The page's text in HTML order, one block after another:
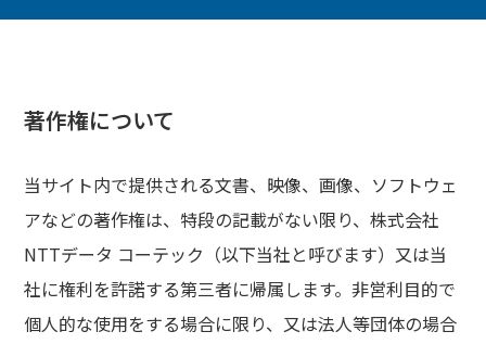
著作権について
当サイト内で提供される文書、映像、画像、ソフトウェ
アなどの著作権は、特段の記載がない限り、株式会社
NTTデータ コーテック（以下当社と呼びます）又は当
社に権利を許諾する第三者に帰属します。非営利目的で
個人的な使用をする場合に限り、又は法人等団体の場合